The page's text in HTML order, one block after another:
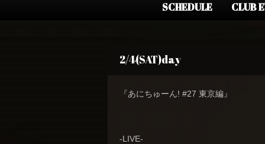
SCHEDULE CLUB
2/4(SAT)day
『あにちゅーん! #27 東京編』
-LIVE-